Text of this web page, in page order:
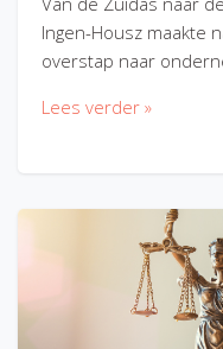
Ingen-Housz maakte
overstap naar
Lees verder »